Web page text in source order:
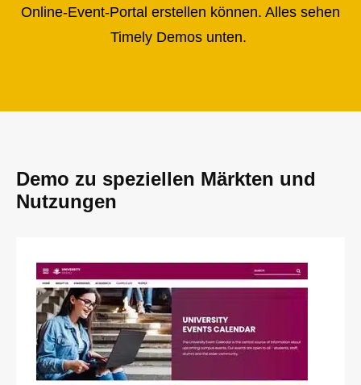
Online-Event-Portal erstellen können. Alles sehen
Timely Demos unten.
Demo zu speziellen Märkten und
Nutzungen